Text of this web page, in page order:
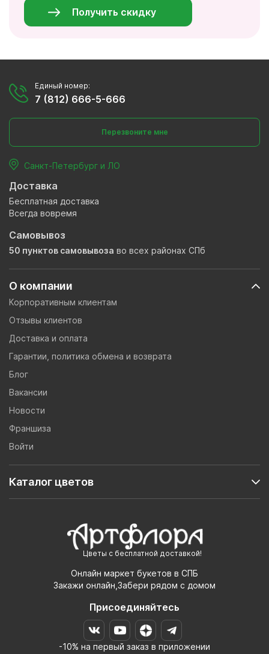
Получить скидку
Цветы с бесплатной доставкой!
Онлайн маркет букетов в СПБ
Закажи онлайн,Забери рядом с домом
Присоединяйтесь
-10% на первый заказ в приложении
О компании
Корпоративным клиентам
Отзывы клиентов
Доставка и оплата
Гарантии, политика обмена и возврата
Блог
Вакансии
Новости
Франшиза
Войти
Каталог цветов
Единый номер:
7 (812) 666-5-666
Перезвоните мне
Санкт-Петербург и ЛО
Доставка
Бесплатная доставка
Всегда вовремя
Самовывоз
50 пунктов самовывоза во всех районах СПб